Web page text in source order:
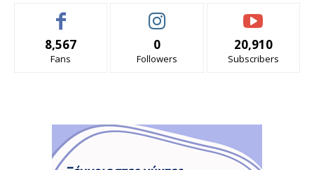
8,567
Fans
0
Followers
20,910
Subscribers